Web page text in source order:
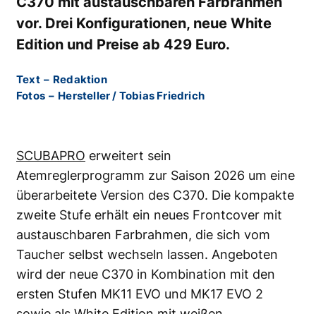
vor. Drei Konfigurationen, neue White
Edition und Preise ab 429 Euro.
Text – Redaktion
Fotos – Hersteller / Tobias Friedrich
SCUBAPRO erweitert sein
Atemreglerprogramm zur Saison 2026 um eine
überarbeitete Version des C370. Die kompakte
zweite Stufe erhält ein neues Frontcover mit
austauschbaren Farbrahmen, die sich vom
Taucher selbst wechseln lassen. Angeboten
wird der neue C370 in Kombination mit den
ersten Stufen MK11 EVO und MK17 EVO 2